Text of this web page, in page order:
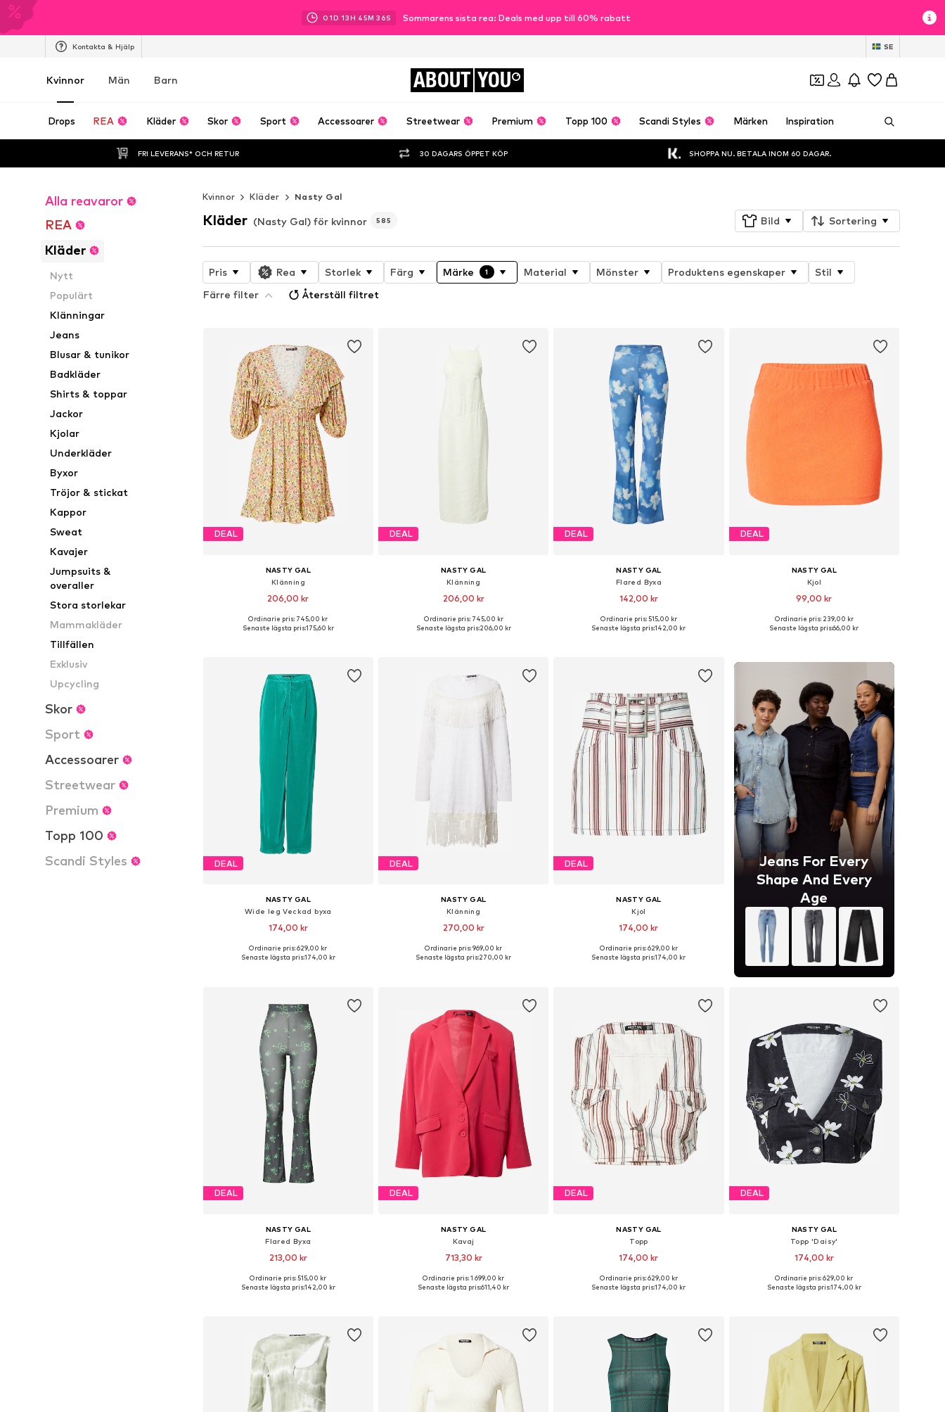
01D 13H 45M 34S Sommarens sista rea: Deals med upp till 60% rabatt
Kontakta & Hjälp SE
Kvinnor Män Barn ABOUT YOU
Drops REA Kläder Skor Sport Accessoarer Streetwear Premium Topp 100 Scandi Styles Märken Inspiration
FRI LEVERANS* OCH RETUR 30 DAGARS ÖPPET KÖP SHOPPA NU. BETALA INOM 60 DAGAR.
Alla reavaror
REA
Kläder
Nytt
Populärt
Klänningar
Jeans
Blusar & tunikor
Badkläder
Shirts & toppar
Jackor
Kjolar
Underkläder
Byxor
Tröjor & stickat
Kappor
Sweat
Kavajer
Jumpsuits &
overaller
Stora storlekar
Mammakläder
Tillfällen
Exklusiv
Upcycling
Skor
Sport
Accessoarer
Streetwear
Premium
Topp 100
Scandi Styles
Kvinnor Kläder Nasty Gal
Kläder (Nasty Gal) för kvinnor 585 Bild Sortering
Pris Rea Storlek Färg Märke 1 Material Mönster Produktens egenskaper
Stil
Färre filter
Återställ filtret
DEAL
NASTY GAL
Klänning
206,00 kr
Tillgängliga storlekar: 34, 36, 38, 40
Ordinarie pris: 745,00 kr
Senaste lägsta pris:175,60 kr
DEAL
NASTY GAL
Klänning
206,00 kr
Tillgängliga storlekar: 36, 38, 40, 42
Ordinarie pris: 745,00 kr
Senaste lägsta pris:206,00 kr
DEAL
NASTY GAL
Flared Byxa
142,00 kr
Tillgängliga storlekar: 32, 34, 36, 38, 40
Ordinarie pris: 515,00 kr
Senaste lägsta pris:142,00 kr
DEAL
NASTY GAL
Kjol
99,00 kr
Tillgängliga storlekar: 32, 36, 38, 40
Ordinarie pris: 239,00 kr
Senaste lägsta pris:66,00 kr
DEAL
NASTY GAL
Wide leg Veckad byxa
174,00 kr
Tillgängliga storlekar: 34, 36, 38, 40, 42
Ordinarie pris: 629,00 kr
Senaste lägsta pris:174,00 kr
DEAL
NASTY GAL
Klänning
270,00 kr
Ordinarie pris: 969,00 kr
Senaste lägsta pris:270,00 kr
DEAL
NASTY GAL
Kjol
174,00 kr
Tillgängliga storlekar: 34, 36, 38, 40, 42
Ordinarie pris: 629,00 kr
Senaste lägsta pris:174,00 kr
Jeans For Every
Shape And Every
Age
DEAL
NASTY GAL
Flared Byxa
213,00 kr
Ordinarie pris: 515,00 kr
Senaste lägsta pris:142,00 kr
DEAL
NASTY GAL
Kavaj
713,30 kr
Tillgängliga storlekar: 38, 40, 42
Ordinarie pris: 1 699,00 kr
Senaste lägsta pris:611,40 kr
DEAL
NASTY GAL
Topp
174,00 kr
Tillgängliga storlekar: XXS, XS, S, M, L, XL
Ordinarie pris: 629,00 kr
Senaste lägsta pris:174,00 kr
DEAL
NASTY GAL
Topp 'Daisy'
174,00 kr
Tillgängliga storlekar: XXS, S, M, L, XL
Ordinarie pris: 629,00 kr
Senaste lägsta pris:174,00 kr